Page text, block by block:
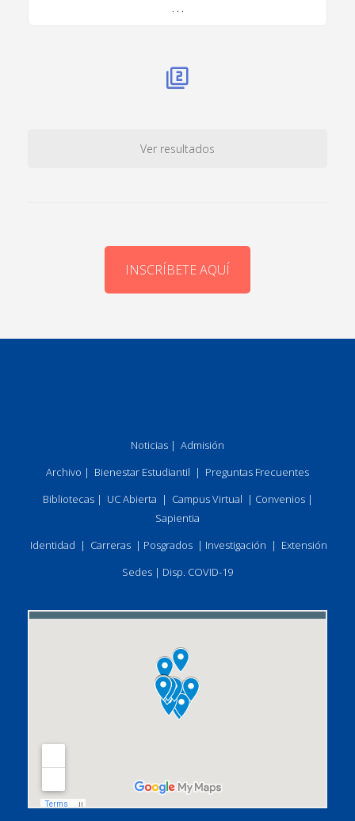
. . .
Ver resultados
INSCRÍBETE AQUÍ
Noticias | Admisión
Archivo | Bienestar Estudiantil | Preguntas Frecuentes
Bibliotecas| UC Abierta | Campus Virtual | Convenios|
Sapientia
Identidad | Carreras | Posgrados | Investigación | Extensión
Sedes | Disp. COVID-19